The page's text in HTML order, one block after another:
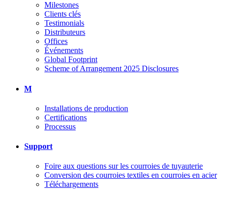
Milestones
Clients clés
Testimonials
Distributeurs
Offices
Événements
Global Footprint
Scheme of Arrangement 2025 Disclosures
M
Installations de production
Certifications
Processus
Support
Foire aux questions sur les courroies de tuyauterie
Conversion des courroies textiles en courroies en acier
Téléchargements